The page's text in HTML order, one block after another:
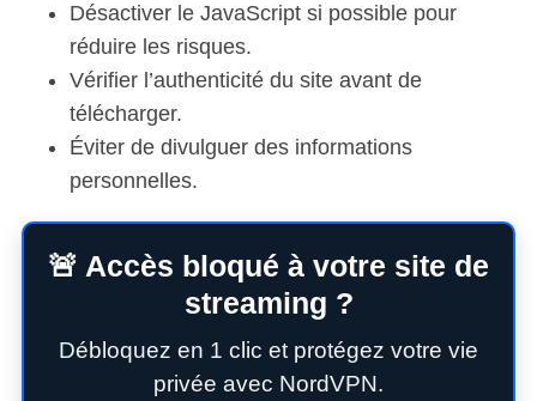
Désactiver le JavaScript si possible pour
réduire les risques.
Vérifier l’authenticité du site avant de
télécharger.
Éviter de divulguer des informations
personnelles.
🚨 Accès bloqué à votre site de
streaming ?
Débloquez en 1 clic et protégez votre vie
privée avec NordVPN.